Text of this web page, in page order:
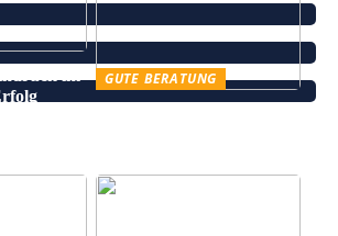
GUTE BERATUNG